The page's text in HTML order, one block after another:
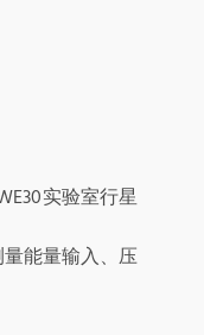
实验室行星
能量输入、压